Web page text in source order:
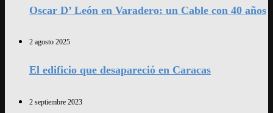
Oscar D’ León en Varadero: un Cable con 40 años
2 agosto 2025
El edificio que desapareció en Caracas
2 septiembre 2023